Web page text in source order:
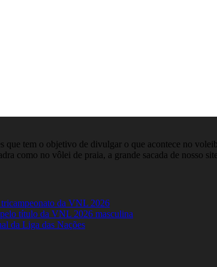
que tem o objetivo de divulgar o que acontece no
como no vôlei de praia, a grande sacada de nosso
da VNL 2026
título da VNL 2026 masculina
da Liga das Nações